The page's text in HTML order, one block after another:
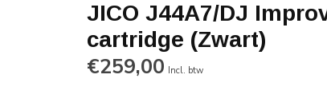
JICO J44A7/DJ
cartridge (Zwart)
€259,00 Incl. btw